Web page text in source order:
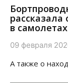
в самолетах
09 февраля
А также о